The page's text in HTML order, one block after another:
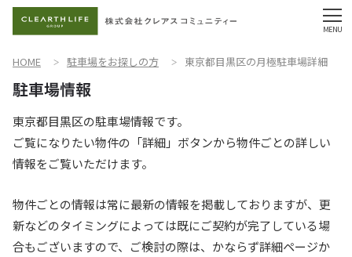
HOME 駐車場をお探しの方 東京都目黒区の月極駐車場詳細
東京都目黒区の駐車場情報です。
ご覧になりたい物件の「詳細」ボタンから物件ごとの詳しい
情報をご覧いただけます。
物件ごとの情報は常に最新の情報を掲載しておりますが、更
新などのタイミングによっては既にご契約が完了している場
合もございますので、ご検討の際は、かならず詳細ページか